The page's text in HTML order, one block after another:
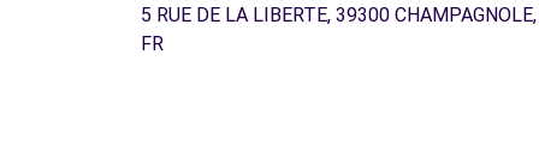
5 RUE DE LA LIBERTE, 39300 CHAMPAGNOLE,
FR